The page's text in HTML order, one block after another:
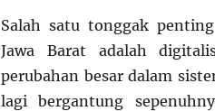
Salah satu tonggak
Jawa Barat adalah
perubahan besar dalam
lagi bergantung